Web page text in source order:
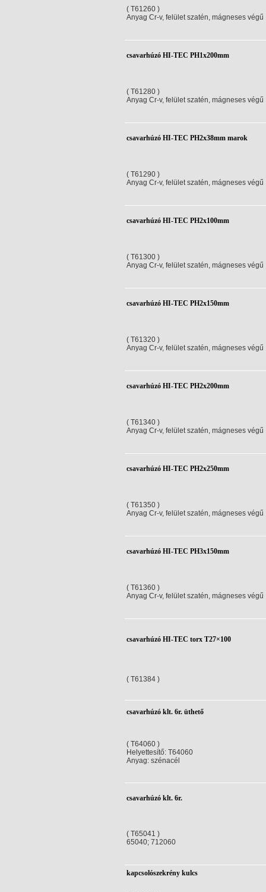
( T61260 )
Anyag Cr-v, felület szatén, mágneses végű
csavarhúzó HI-TEC PH1x200mm
( T61280 )
Anyag Cr-v, felület szatén, mágneses végű
csavarhúzó HI-TEC PH2x38mm marok
( T61290 )
Anyag Cr-v, felület szatén, mágneses végű
csavarhúzó HI-TEC PH2x100mm
( T61300 )
Anyag Cr-v, felület szatén, mágneses végű
csavarhúzó HI-TEC PH2x150mm
( T61320 )
Anyag Cr-v, felület szatén, mágneses végű
csavarhúzó HI-TEC PH2x200mm
( T61340 )
Anyag Cr-v, felület szatén, mágneses végű
csavarhúzó HI-TEC PH2x250mm
( T61350 )
Anyag Cr-v, felület szatén, mágneses végű
csavarhúzó HI-TEC PH3x150mm
( T61360 )
Anyag Cr-v, felület szatén, mágneses végű
csavarhúzó HI-TEC torx T27×100
( T61384 )
csavarhúzó klt. 6r. üthető
( T64060 )
Helyettesítő: T64060
Anyag: szénacél
csavarhúzó klt. 6r.
( T65041 )
65040; 712060
kapcsolószekrény kulcs